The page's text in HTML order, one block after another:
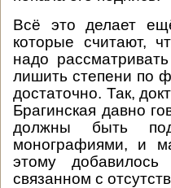
Всё это делает
которые считают,
надо
лишить степени по
достаточно. Так,
Брагинская давно
должны быть
монографиями, и
этому
связанном с